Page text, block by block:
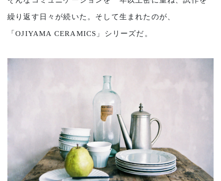
繰り返す日々が続いた。そして生まれたのが、
「OJIYAMA CERAMICS」シリーズだ。